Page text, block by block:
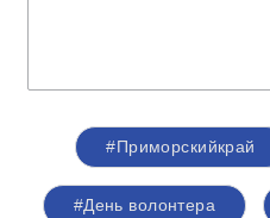
#Приморскийкрай
#День волонтера